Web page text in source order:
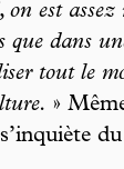
on est
que dans
tout le
»